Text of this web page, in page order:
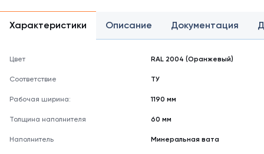
оттенку.
Характеристики Описание Документация
Цвет RAL 2004 (Оранжевый)
Соответствие ТУ
Рабочая ширина: 1190 мм
Толщина наполнителя 60 мм
Наполнитель Минеральная вата